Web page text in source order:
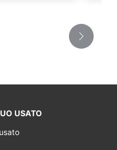
USATO